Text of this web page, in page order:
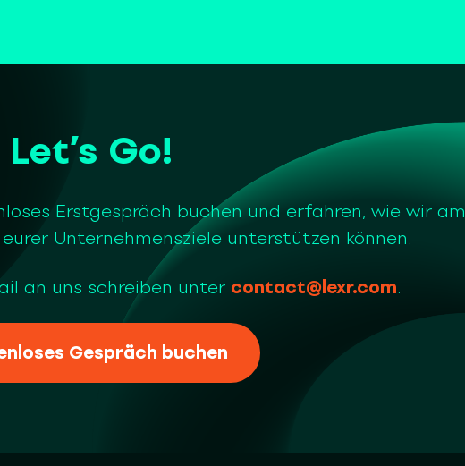
Let’s Go!
Erstgespräch buchen und erfahren, wie wir am
Unternehmensziele unterstützen können.
an uns schreiben unter contact@lexr.com.
Gespräch buchen